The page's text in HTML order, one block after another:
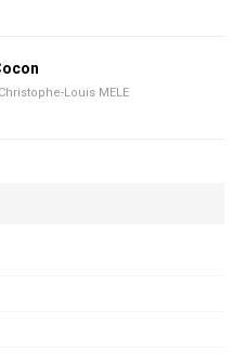
Christophe-Louis MELE